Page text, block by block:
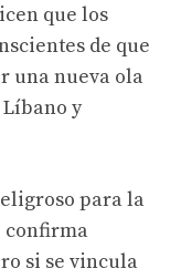
que los
de que
una nueva ola
y
para la
confirma
si se vincula